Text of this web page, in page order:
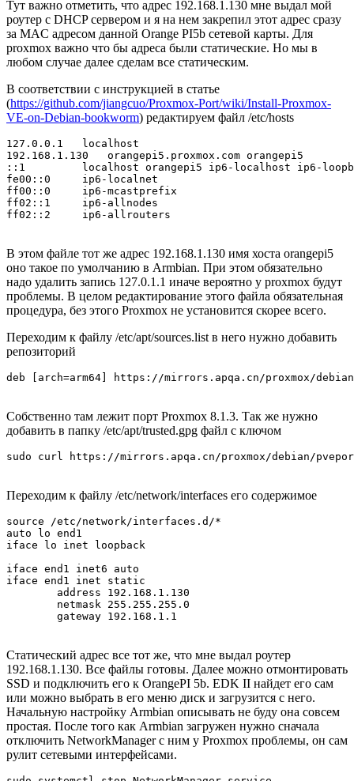
Тут важно отметить, что адрес 192.168.1.130 мне выдал мой
роутер с DHCP сервером и я на нем закрепил этот адрес сразу
за MAC адресом данной Orange PI5b сетевой карты. Для
proxmox важно что бы адреса были статические. Но мы в
любом случае далее сделам все статическим.
В соответствии с инструкцией в статье
(https://github.com/jiangcuo/Proxmox-Port/wiki/Install-Proxmox-
VE-on-Debian-bookworm) редактируем файл /etc/hosts
127.0.0.1   localhost
192.168.1.130   orangepi5.proxmox.com orangepi5
::1         localhost orangepi5 ip6-localhost ip6-
fe00::0     ip6-localnet
ff00::0     ip6-mcastprefix
ff02::1     ip6-allnodes
ff02::2     ip6-allrouters
В этом файле тот же адрес 192.168.1.130 имя хоста orangepi5
оно такое по умолчанию в Armbian. При этом обязательно
надо удалить запись 127.0.1.1 иначе вероятно у proxmox будут
проблемы. В целом редактирование этого файла обязательная
процедура, без этого Proxmox не установится скорее всего.
Переходим к файлу /etc/apt/sources.list в него нужно добавить
репозиторий
deb [arch=arm64] https://mirrors.apqa.cn/proxmox/
Собственно там лежит порт Proxmox 8.1.3. Так же нужно
добавить в папку /etc/apt/trusted.gpg файл с ключом
sudo curl https://mirrors.apqa.cn/proxmox/debian/
Переходим к файлу /etc/network/interfaces его содержимое
source /etc/network/interfaces.d/*
auto lo end1
iface lo inet loopback
iface end1 inet6 auto
iface end1 inet static
        address 192.168.1.130
        netmask 255.255.255.0
Статический адрес все тот же, что мне выдал роутер
192.168.1.130. Все файлы готовы. Далее можно отмонтировать
SSD и подключить его к OrangePI 5b. EDK II найдет его сам
или можно выбрать в его меню диск и загрузится с него.
Начальную настройку Armbian описывать не буду она совсем
простая. После того как Armbian загружен нужно сначала
отключить NetworkManager с ним у Proxmox проблемы, он сам
рулит сетевыми интерфейсами.